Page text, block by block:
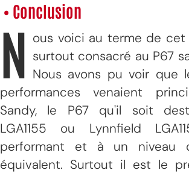
• Conclusion
N ous voici au terme de
surtout consacré au P67
Nous avons pu voir que
performances venaient
Sandy, le P67 qu'il soit
LGA1155 ou Lynnfield
performant et à un niveau
équivalent. Surtout il est le